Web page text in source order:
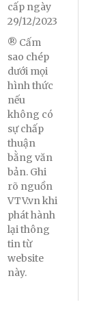
cấp ngày
29/12/2023
® Cấm
sao chép
dưới mọi
hình thức
nếu
không có
sự chấp
thuận
bằng văn
bản. Ghi
rõ nguồn
VTV.vn khi
phát hành
lại thông
tin từ
website
này.